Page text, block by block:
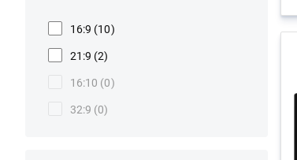
16:9 (10)
21:9 (2)
16:10 (0)
32:9 (0)